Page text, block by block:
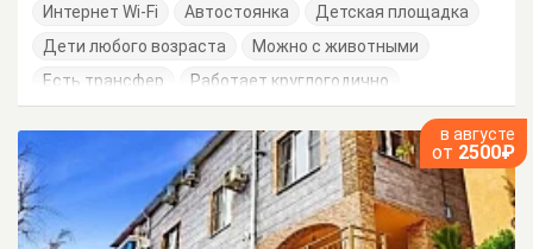
Интернет Wi-Fi Автостоянка
Детская площадка
Дети любого возраста
Можно с животными
Есть трансфер
Работает круглогодично
в августе
от 2500₽